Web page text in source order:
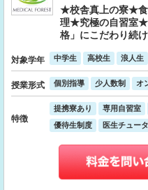
★校舎真上の寮★
理★究極の自習室★
格」にこだわり続
対象学年 中学生 高校生 浪人生
授業形式 個別指導 少人数制 オ
特徴
提携寮あり 専用自習室
優待生制度
医生チュー